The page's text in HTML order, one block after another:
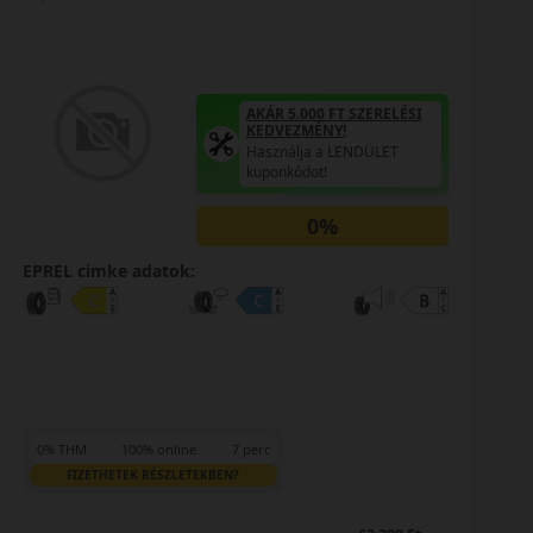
AKÁR 5.000 FT
Használja a
EPREL cimke adatok:
0% THM 100% online
FIZETHETEK RÉSZLETEKBEN?